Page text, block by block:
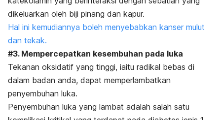
dikeluarkan oleh biji pinang dan kapur.
Hal ini kemudiannya boleh menyebabkan kanser mulut
dan tekak.
#3. Mempercepatkan kesembuhan pada luka
Tekanan oksidatif yang tinggi, iaitu radikal bebas di
dalam badan anda, dapat memperlambatkan
penyembuhan luka.
Penyembuhan luka yang lambat adalah salah satu